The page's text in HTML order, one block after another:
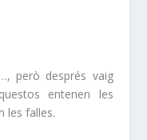
però després vaig
entenen les
les falles.